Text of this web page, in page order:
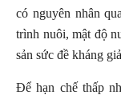
có nguyên nhân
trình nuôi, mật độ
sản sức đề kháng
Để hạn chế thấp